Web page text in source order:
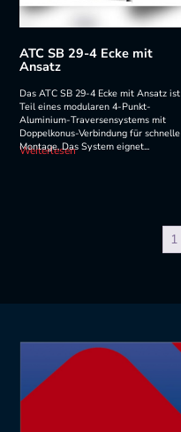
ATC SB 29-4 Ecke mit
Ansatz
Das ATC SB 29-4 Ecke mit Ansatz ist
Teil eines modularen 4-Punkt-
Aluminium-Traversensystems mit
Doppelkonus-Verbindung für schnelle
Montage. Das System eignet...
Weiterlesen
1